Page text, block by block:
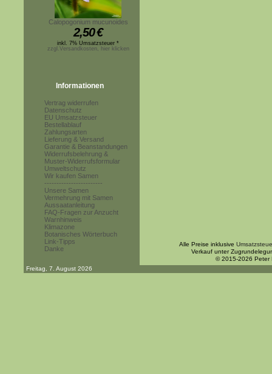
Calopogonium mucunoides
2,50€
inkl. 7% Umsatzsteuer *
zzgl.Versandkosten, hier klicken
Informationen
Vertrag widerrufen
Datenschutz
EU Umsatzsteuer
Bestellablauf
Zahlungsarten
Lieferung & Versand
Garantie & Beanstandungen
Widerrufsbelehrung &
Muster-Widerrufsformular
Umweltschutz
Wir kaufen Samen
------------------------
Unsere Samen
Vermehrung mit Samen
Aussaatanleitung
FAQ-Fragen zur Anzucht
Warnhinweis
Klimazone
Botanisches Wörterbuch
Link-Tipps
Danke
Alle Preise inklusive
Verkauf unter
© 2015-2026 Peter
Freitag, 7. August 2026